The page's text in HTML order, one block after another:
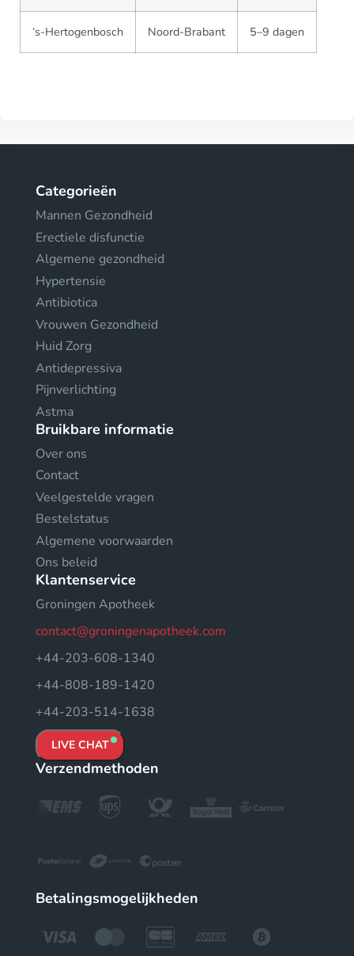
‘s-Hertogenbosch Noord-Brabant 5–9 dagen
Categorieën
Mannen Gezondheid
Erectiele disfunctie
Algemene gezondheid
Hypertensie
Antibiotica
Vrouwen Gezondheid
Huid Zorg
Antidepressiva
Pijnverlichting
Astma
Bruikbare informatie
Over ons
Contact
Veelgestelde vragen
Bestelstatus
Algemene voorwaarden
Ons beleid
Klantenservice
Groningen Apotheek
contact@groningenapotheek.com
+44-203-608-1340
+44-808-189-1420
+44-203-514-1638
LIVE CHAT
Verzendmethoden
Betalingsmogelijkheden